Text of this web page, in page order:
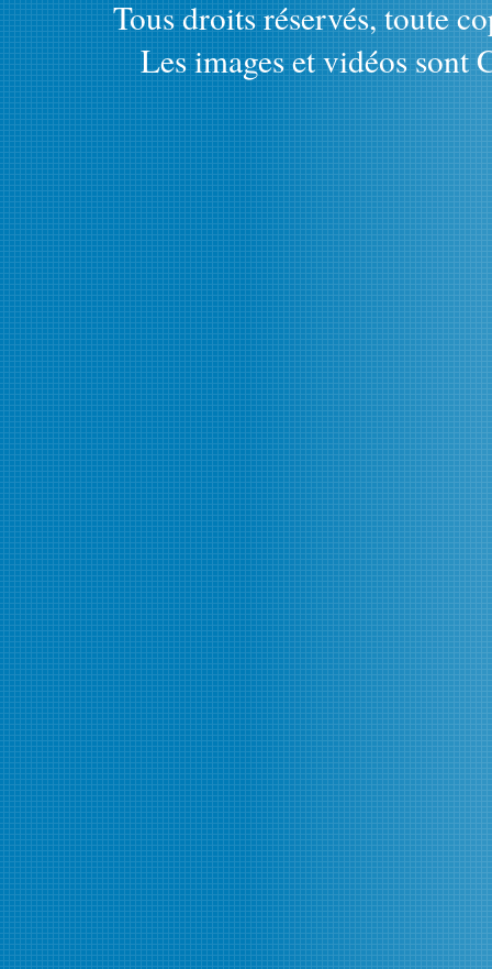
Tous droits réservés, toute
Les images et vidéos